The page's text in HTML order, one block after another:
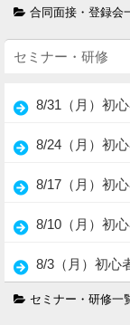
合同面接・登録会
セミナー・研修
8/31（月）初
8/24（月）初
8/17（月）初
8/10（月）初
8/3（月）初心
セミナー・研修一